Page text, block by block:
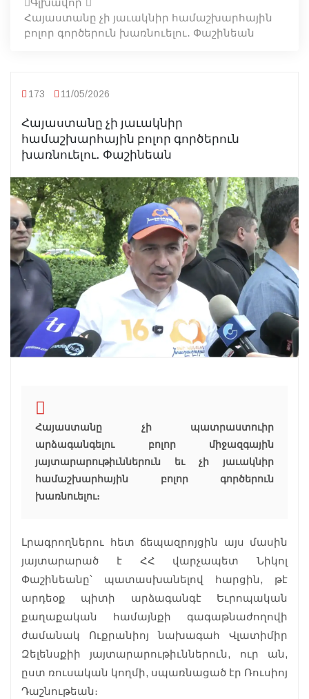
Հայաստանը չի յաւակնիր համաշխարհային
բոլոր գործերուն խառնուելու․ Փաշինեան
173 11/05/2026
Հայաստանը չի յաւակնիր
համաշխարհային բոլոր գործերուն
խառնուելու․ Փաշինեան
Հայաստանը չի պատրաստուիր
արձագանգելու բոլոր միջազգային
յայտարարութիւններուն եւ չի յաւակնիր
համաշխարհային բոլոր գործերուն
խառնուելու։
Լրագրողներու հետ ճեպազրոյցին այս մասին
յայտարարած է ՀՀ վարչապետ Նիկոլ
Փաշինեանը՝ պատասխանելով հարցին, թէ
արդեօք պիտի արձագանգէ Եւրոպական
քաղաքական համայնքի գագաթնաժողովի
ժամանակ Ուքրանիոյ նախագահ Վլատիմիր
Զելենսքիի յայտարարութիւններուն, ուր ան,
ըստ ռուսական կողմի, սպառնացած էր Ռուսիոյ
Դաշնութեան։